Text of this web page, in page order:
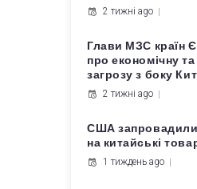
2 тижні ago
Глави МЗС країн
про економічну
загрозу з боку
2 тижні ago
США
на китайські
1 тиждень ago